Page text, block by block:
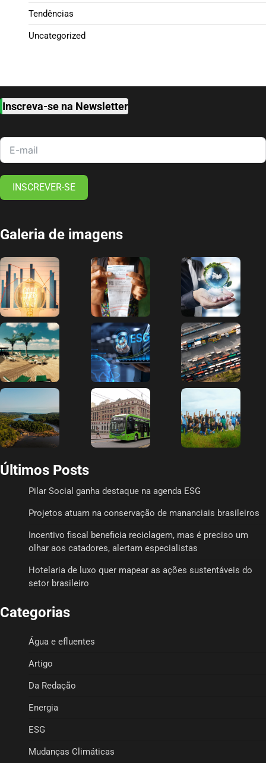
Tendências
Uncategorized
Inscreva-se na Newsletter
INSCREVER-SE
Galeria de imagens
Últimos Posts
Pilar Social ganha destaque na agenda ESG
Projetos atuam na conservação de mananciais brasileiros
Incentivo fiscal beneficia reciclagem, mas é preciso um
olhar aos catadores, alertam especialistas
Hotelaria de luxo quer mapear as ações sustentáveis do
setor brasileiro
Categorias
Água e efluentes
Artigo
Da Redação
Energia
ESG
Mudanças Climáticas